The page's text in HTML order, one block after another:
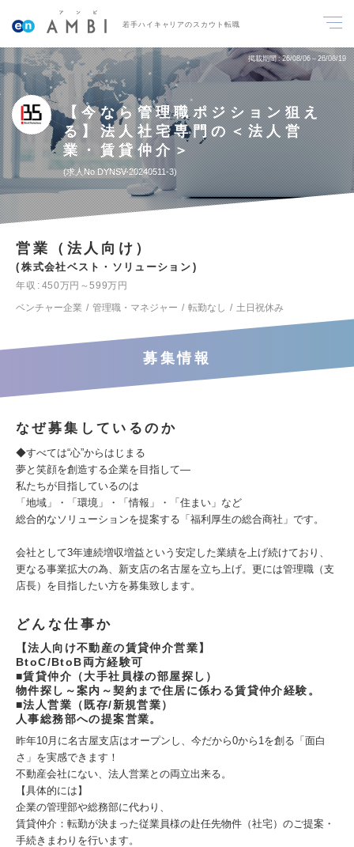
若手ハイキャリアのスカウト転職
掲載期間 26/08/06～26/08/19
【今なら管理職ポジション狙え
る】法人社宅専門の＜法人営
業・賃貸仲介＞
求人No.DYNSV-20240511-3
営業（法人向け）
株式会社ベスト・ソリューション
年収
450万円～599万円
ベンチャー企業
管理職・マネジャー 転勤なし 土日祝休み
募集情報
なぜ募集しているのか
◆すべては“心”からはじまる
夢と笑顔を創造する企業を目指して―
私たちが目指しているのは
「地域」・「環境」・「情報」・「住まい」など
総合的なソリューションを提案する「福利厚生の総合商社」です。
会社として3年連続増収増益という安定した業績を上げ続けており、
更なる事業拡大の為、新支店の名古屋を立ち上げ。更には管理職（支
店長）を目指したい方を募集致します。
どんな仕事か
【法人向け不動産の賃貸仲介営業】
BtoC/BtoB両方経験可
■賃貸仲介（大手社員様の部屋探し）
物件探し～案内～契約まで住居に係わる賃貸仲介経験。
■法人営業（既存/新規営業）
人事総務部への提案営業。
昨年10月に名古屋支店はオープンし、今だから0から1を創る「面白
さ」を実感できます！
不動産会社にない、法人営業との両立出来る。
【具体的には】
企業の管理部や総務部に代わり、
賃貸仲介：転勤が決まった従業員様の赴任先物件（社宅）のご提案・
手続きまわりを行います。